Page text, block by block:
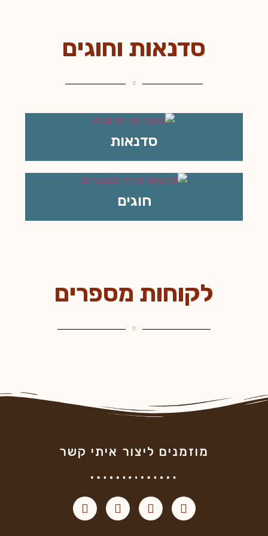
סדנאות וחוגים
סדנאות
חוגים
לקוחות מספרים
מוזמנים ליצור איתי קשר